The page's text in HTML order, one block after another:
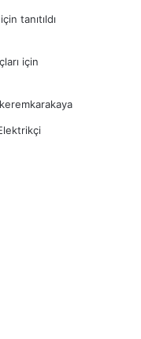
tanıtıldı
için
keremkarakaya